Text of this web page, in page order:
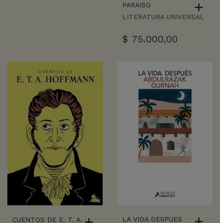
PARAISO
LITERATURA UNIVERSAL
$ 75.000,00
CUENTOS DE E. T. A.
LA VIDA DESPUES